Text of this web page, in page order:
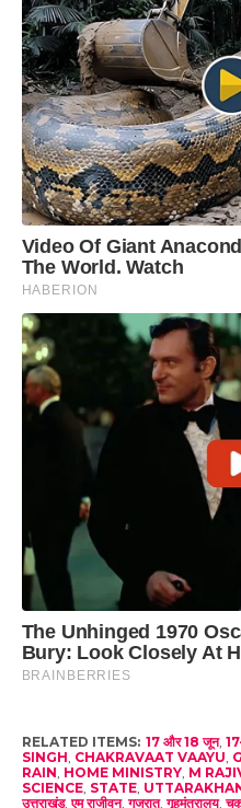
RELATED ITEMS: 17 और 18 जून,
SINGH, CHAKRAVAAT VAAYU,
RAIN, HOME MINISTRY, M
SCIENCE, STATE,
उत्तराखंड,एम राजीवन,गुजरात,गृहमंत्रालय,